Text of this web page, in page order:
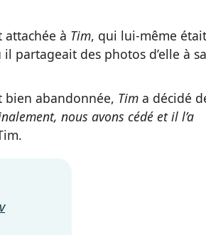
attachée à Tim, qui lui-même était
partageait des photos d’elle à sa
bien abandonnée, Tim a décidé
nous avons cédé et il l’a